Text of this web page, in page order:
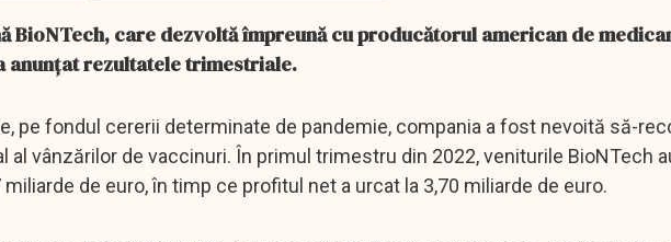
BioNTech, care dezvoltă împreună cu producătorul american de
anunţat rezultatele trimestriale.
pe fondul cererii determinate de pandemie, compania a fost nevoită să-
al vânzărilor de vaccinuri. În primul trimestru din 2022, veniturile BioNTech
de euro, în timp ce profitul net a urcat la 3,70 miliarde de euro.